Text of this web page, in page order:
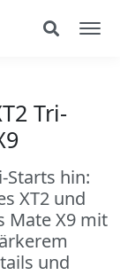
Tri-
Starts hin:
XT2 und
Mate X9 mit
und